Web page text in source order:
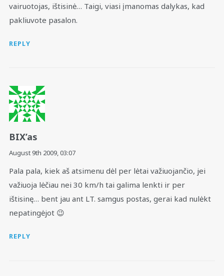
vairuotojas, ištisinė… Taigi, viasi įmanomas dalykas, kad
pakliuvote pasalon.
REPLY
BIX’as
August 9th 2009,03:07
Pala pala, kiek aš atsimenu dėl per lėtai važiuojančio, jei
važiuoja lėčiau nei 30 km/h tai galima lenkti ir per
ištisinę… bent jau ant LT. samgus postas, gerai kad nulėkt
nepatingėjot 😉
REPLY